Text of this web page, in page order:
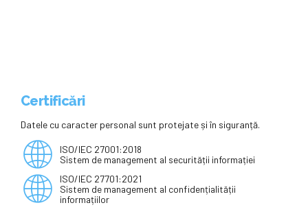
Certificări
Datele cu caracter personal sunt protejate și în siguranță.
ISO/IEC 27001:2018
Sistem de management al securității informației
ISO/IEC 27701:2021
Sistem de management al confidențialității
informațiilor